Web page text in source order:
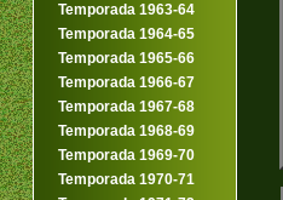
Temporada 1963-64
Temporada 1964-65
Temporada 1965-66
Temporada 1966-67
Temporada 1967-68
Temporada 1968-69
Temporada 1969-70
Temporada 1970-71